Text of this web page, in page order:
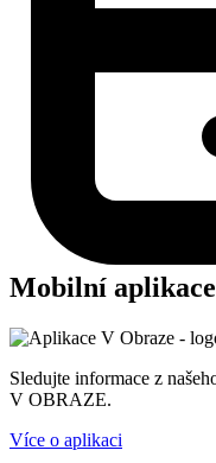
Mobilní aplikace
Sledujte informace z
V OBRAZE.
Více o aplikaci